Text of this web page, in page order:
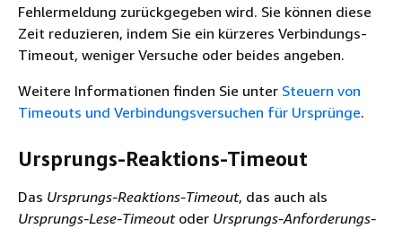
Fehlermeldung zurückgegeben wird. Sie können diese
Zeit reduzieren, indem Sie ein kürzeres Verbindungs-
Timeout, weniger Versuche oder beides angeben.
Weitere Informationen finden Sie unter Steuern von
Timeouts und Verbindungsversuchen für Ursprünge.
Ursprungs-Reaktions-Timeout
Das Ursprungs-Reaktions-Timeout, das auch als
Ursprungs-Lese-Timeoutoder Ursprungs-Anforderungs-